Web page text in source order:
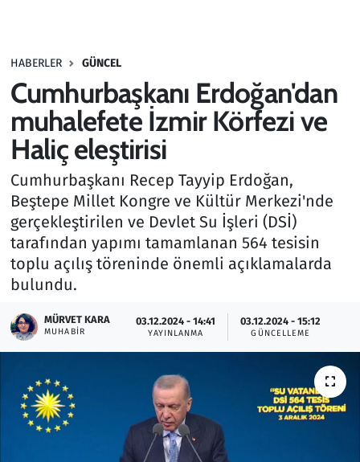
HABERLER GÜNCEL
Cumhurbaşkanı Erdoğan'dan
muhalefete İzmir Körfezi ve
Haliç eleştirisi
Cumhurbaşkanı Recep Tayyip Erdoğan,
Beştepe Millet Kongre ve Kültür Merkezi'nde
gerçekleştirilen ve Devlet Su İşleri (DSİ)
tarafından yapımı tamamlanan 564 tesisin
toplu açılış töreninde önemli açıklamalarda
bulundu.
MÜRVET KARA
MUHABIR
03.12.2024 - 14:41
YAYINLANMA
03.12.2024 - 15:12
GÜNCELLEME
Haber
Kültür Sanat
Kurumsal Haberler
Lezzet Durağı
Memur ve Kamu
Otomobil
Oyun
Ramazan
Resmi İlanlar
Rüya Tabirleri